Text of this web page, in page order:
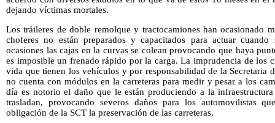
dejando víctimas mortales.
Los tráileres de doble remolque y tractocamiones han ocasionado
choferes no están preparados y capacitados para actuar
ocasiones las cajas en la curvas se colean provocando que haya
es imposible un frenado rápido por la carga. La imprudencia de los
vida que tienen los vehículos y por responsabilidad de la Secretaria
no cuenta con módulos en la carreteras para medir y pesar a los
día es notorio el daño que le están produciendo a la
trasladan, provocando severos daños para los automovilistas
obligación de la SCT la preservación de las carreteras.